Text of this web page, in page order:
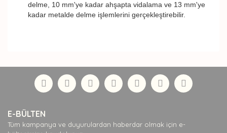
delme, 10 mm'ye kadar ahşapta vidalama ve 13 mm'ye
kadar metalde delme işlemlerini gerçekleştirebilir.
Yorum Yaz
formunu kullanarak tarafımıza iletebilirsiniz.
Görüş ve önerileriniz için teşekkür ederiz.
Ürün açıklamasında eksik bilgiler bulunuyor.
Ürün bilgilerinde hatalar bulunuyor.
E-BÜLTEN
Tüm kampanya ve duyurulardan haberdar olmak için e-